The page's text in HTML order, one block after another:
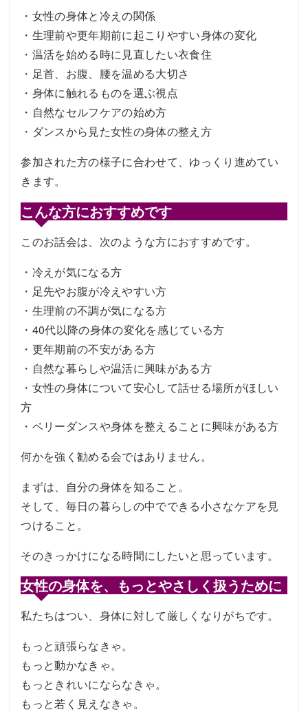
・女性の身体と冷えの関係
・生理前や更年期前に起こりやすい身体の変化
・温活を始める時に見直したい衣食住
・足首、お腹、腰を温める大切さ
・身体に触れるものを選ぶ視点
・自然なセルフケアの始め方
・ダンスから見た女性の身体の整え方
参加された方の様子に合わせて、ゆっくり進めてい
きます。
こんな方におすすめです
このお話会は、次のような方におすすめです。
・冷えが気になる方
・足先やお腹が冷えやすい方
・生理前の不調が気になる方
・40代以降の身体の変化を感じている方
・更年期前の不安がある方
・自然な暮らしや温活に興味がある方
・女性の身体について安心して話せる場所がほしい
方
・ベリーダンスや身体を整えることに興味がある方
何かを強く勧める会ではありません。
まずは、自分の身体を知ること。
そして、毎日の暮らしの中でできる小さなケアを見
つけること。
そのきっかけになる時間にしたいと思っています。
女性の身体を、もっとやさしく扱うために
私たちはつい、身体に対して厳しくなりがちです。
もっと頑張らなきゃ。
もっと動かなきゃ。
もっときれいにならなきゃ。
もっと若く見えなきゃ。